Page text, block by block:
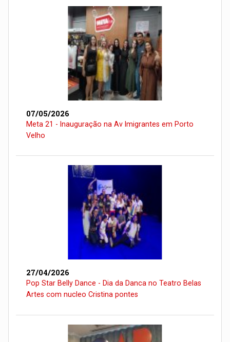
07/05/2026
Meta 21 - Inauguração na Av Imigrantes em Porto
Velho
27/04/2026
Pop Star Belly Dance - Dia da Danca no Teatro Belas
Artes com nucleo Cristina pontes